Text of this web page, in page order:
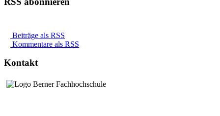
Beiträge als RSS
Kommentare als RSS
Kontakt